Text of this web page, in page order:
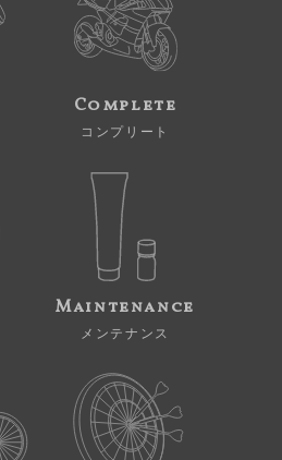
Complete
コンプリート
Maintenance
メンテナンス